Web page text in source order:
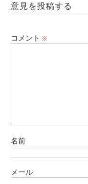
意見を投稿する
コメント※
名前
メール